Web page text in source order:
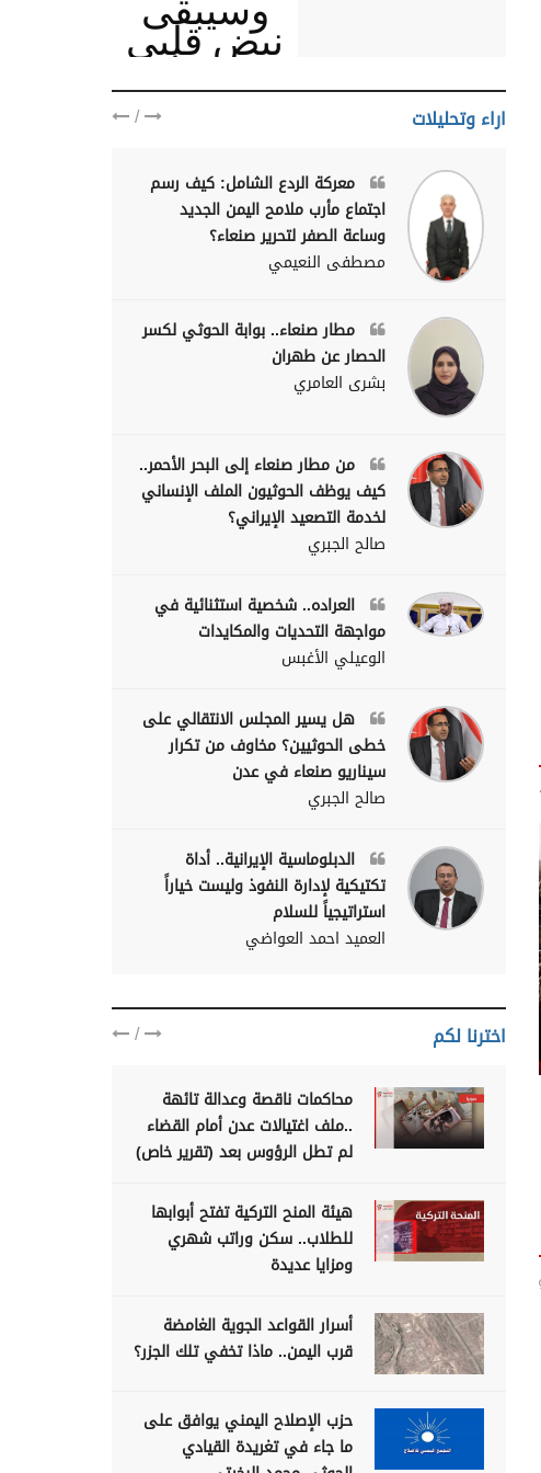
وسيبقى
نبض قلبي
يمنيا
اراء وتحليلات /
معركة الردع الشامل: كيف رسم
اجتماع مأرب ملامح اليمن الجديد
وساعة الصفر لتحرير صنعاء؟
مصطفى النعيمي
مطار صنعاء.. بوابة الحوثي لكسر
الحصار عن طهران
بشرى العامري
من مطار صنعاء إلى البحر الأحمر..
كيف يوظف الحوثيون الملف الإنساني
لخدمة التصعيد الإيراني؟
صالح الجبري
العراده.. شخصية استثنائية في
مواجهة التحديات والمكايدات
الوعيلي الأغبس
هل يسير المجلس الانتقالي على
خطى الحوثيين؟ مخاوف من تكرار
سيناريو صنعاء في عدن
صالح الجبري
الدبلوماسية الإيرانية.. أداة
تكتيكية لإدارة النفوذ وليست خياراً
استراتيجياً للسلام
العميد احمد العواضي
اخترنا لكم /
محاكمات ناقصة وعدالة تائهة
..ملف اغتيالات عدن أمام القضاء
لم تطل الرؤوس بعد (تقرير خاص)
هيئة المنح التركية تفتح أبوابها
للطلاب.. سكن وراتب شهري
ومزايا عديدة
أسرار القواعد الجوية الغامضة
قرب اليمن.. ماذا تخفي تلك الجزر؟
حزب الإصلاح اليمني يوافق على
ما جاء في تغريدة القيادي